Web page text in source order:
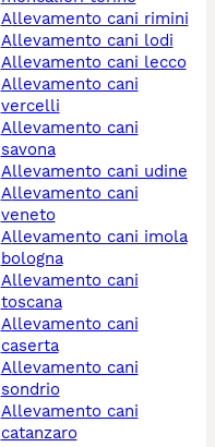
allevamento cani rimini
allevamento cani lodi
allevamento cani lecco
allevamento cani
vercelli
allevamento cani
savona
allevamento cani udine
allevamento cani
veneto
allevamento cani imola
bologna
allevamento cani
toscana
allevamento cani
caserta
allevamento cani
sondrio
allevamento cani
catanzaro